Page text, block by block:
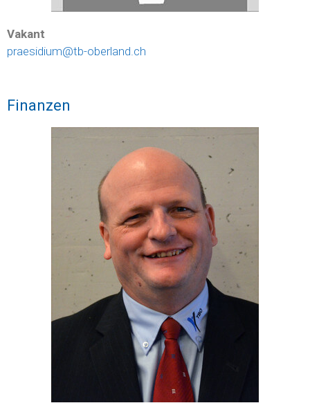
Vakant
praesidium@tb-oberland.ch
Finanzen